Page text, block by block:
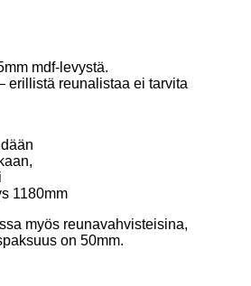
mdf-levystä.
erillistä reunalistaa ei tarvita
1180mm
myös reunavahvisteisina,
on 50mm.